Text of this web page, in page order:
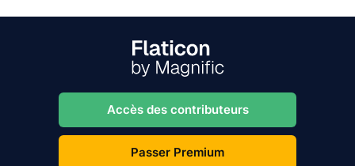
Accès des contributeurs
Passer Premium